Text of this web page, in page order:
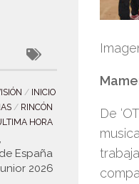
De
/ INICIO
/ RINCÓN
HORA
España
2026